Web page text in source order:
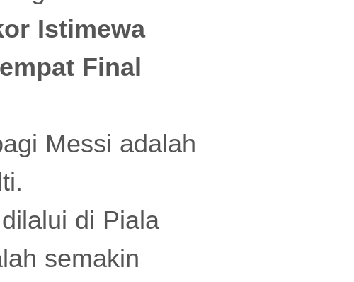
Istimewa
Final
Messi adalah
di Piala
semakin